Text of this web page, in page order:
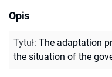
Opis
Tytuł: The adaptation
the situation of the